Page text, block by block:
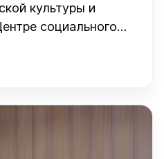
культуры и
социального
инвалидов» в